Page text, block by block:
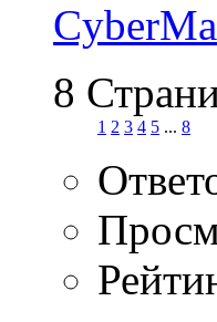
8
1 2 3 4 5 ... 8